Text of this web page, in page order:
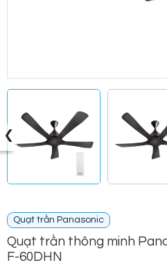
‹
Quạt trần Panasonic
Quạt trần thông minh
F-60DHN